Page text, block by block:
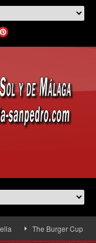
The Burger Cup llega